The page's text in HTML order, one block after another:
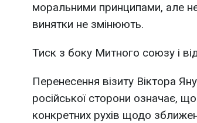
моральними принципами, але
винятки не змінюють.
Тиск з боку Митного союзу і
Перенесення візиту Віктора
російської сторони означає,
конкретних рухів щодо